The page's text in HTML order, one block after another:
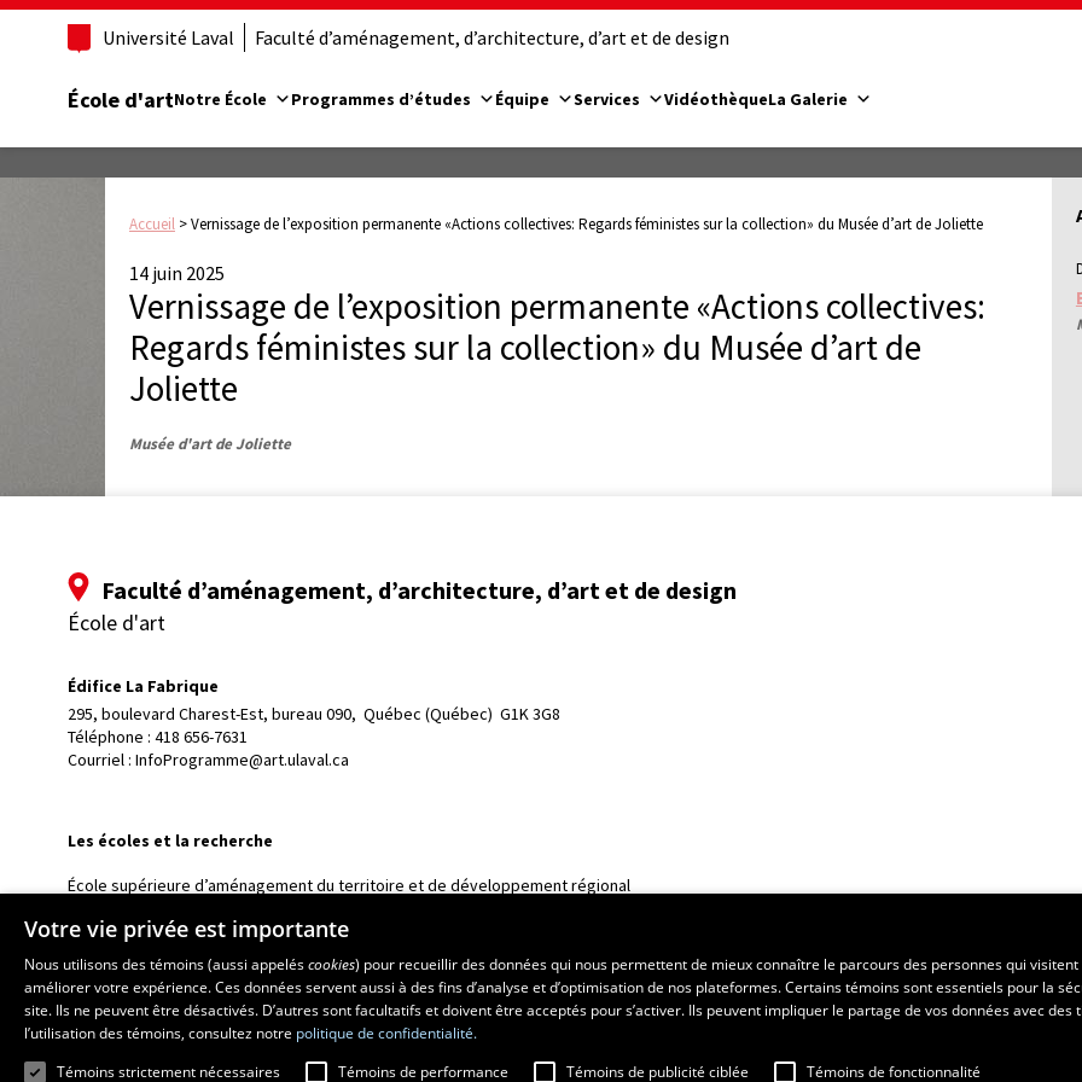
Université Laval Faculté d’aménagement, d’architecture, d’art et de design
École d'artNotre École Programmes d’études Équipe Services VidéothèqueLa Galerie
Accueil >Vernissage de l’exposition permanente «Actions collectives: Regards féministes sur la collection» du Musée d’art de Joliette
14 juin 2025
Vernissage de l’exposition permanente «Actions collectives:
Regards féministes sur la collection» du Musée d’art de
Joliette
Musée d'art de Joliette
Faculté d’aménagement, d’architecture, d’art et de design
École d'art
Édifice La Fabrique
295, boulevard Charest-Est, bureau 090, Québec (Québec)  G1K 3G8
Téléphone : 418 656-7631
Courriel : InfoProgramme@art.ulaval.ca
Les écoles et la recherche
École supérieure d’aménagement du territoire et de développement régional
École de design
Centre de recherche en aménagement et développement
Votre vie privée est importante
Nous utilisons des témoins (aussi appeléscookies) pour recueillir des données qui nous permettent de mieux connaître le parcours des personnes qui
améliorer votre expérience. Ces données servent aussi à des fins d’analyse et d’optimisation de nos plateformes. Certains témoins sont essentiels pour la
site. Ils ne peuvent être désactivés. D’autres sont facultatifs et doivent être acceptés pour s’activer. Ils peuvent impliquer le partage de vos données avec des
l’utilisation des témoins, consultez notre politique de confidentialité.
Témoins strictement nécessaires
Témoins de performance Témoins de publicité ciblée Témoins de fonctionnalité